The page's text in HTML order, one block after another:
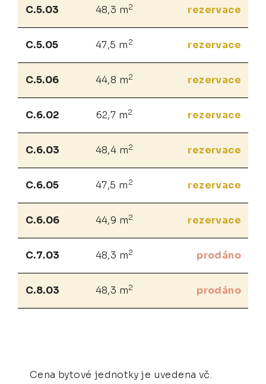
C.5.03 48,3 m2 rezervace
C.5.05 47,5 m 2 rezervace
C.5.06 44,8 m2 rezervace
C.6.02 62,7 m2 rezervace
C.6.03 48,4 m2 rezervace
C.6.05 47,5 m 2 rezervace
C.6.06 44,9 m2 rezervace
C.7.03 48,3 m2 prodáno
C.8.03 48,3 m2 prodáno
Cena bytové jednotky je uvedena vč.